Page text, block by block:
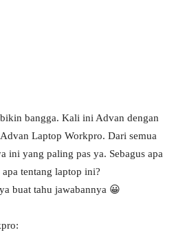
bangga. Kali ini Advan dengan
Laptop Workpro. Dari semua
ini yang paling pas ya. Sebagus apa
tentang laptop ini?
buat tahu jawabannya 😀